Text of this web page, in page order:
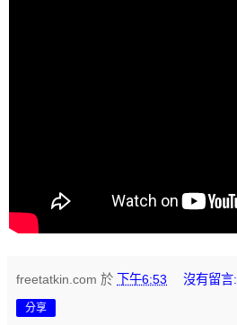
freetatkin.com 於 下午6:53 沒有留言:
分享